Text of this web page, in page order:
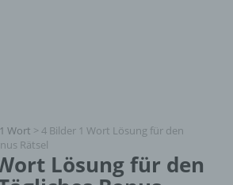
Wort > 4 Bilder 1 Wort Lösung für den
Rätsel
Lösung für den